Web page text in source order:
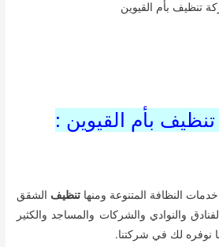
تنظيف بأم القيوين
بأم القيوين :
النظافة المتنوعة ومنها تنظيف الشقق
والنوادي والشركات والمساجد والكثير
نوفره لك في شركتنا.